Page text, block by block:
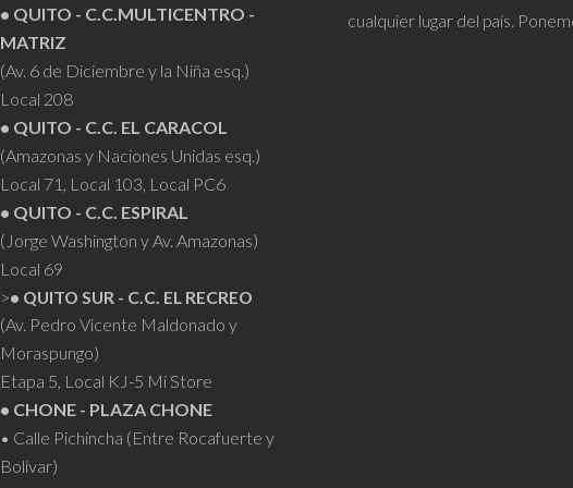
en
página
producto
• QUITO - C.C.MULTICENTRO -
MATRIZ
(Av. 6 de Diciembre y la Niña esq.)
Local 208
• QUITO - C.C. EL CARACOL
(Amazonas y Naciones Unidas esq.)
Local 71, Local 103, Local PC6
• QUITO - C.C. ESPIRAL
(Jorge Washington y Av. Amazonas)
Local 69
>• QUITO SUR - C.C. EL RECREO
(Av. Pedro Vicente Maldonado y
Moraspungo)
Etapa 5, Local KJ-5 Mi Store
• CHONE - PLAZA CHONE
• Calle Pichincha (Entre Rocafuerte y
Bolívar)
cualquier lugar del país.